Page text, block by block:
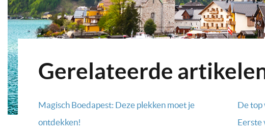
Gerelateerde
Magisch Boedapest: Deze plekken moet je
ontdekken!
De
Eerste